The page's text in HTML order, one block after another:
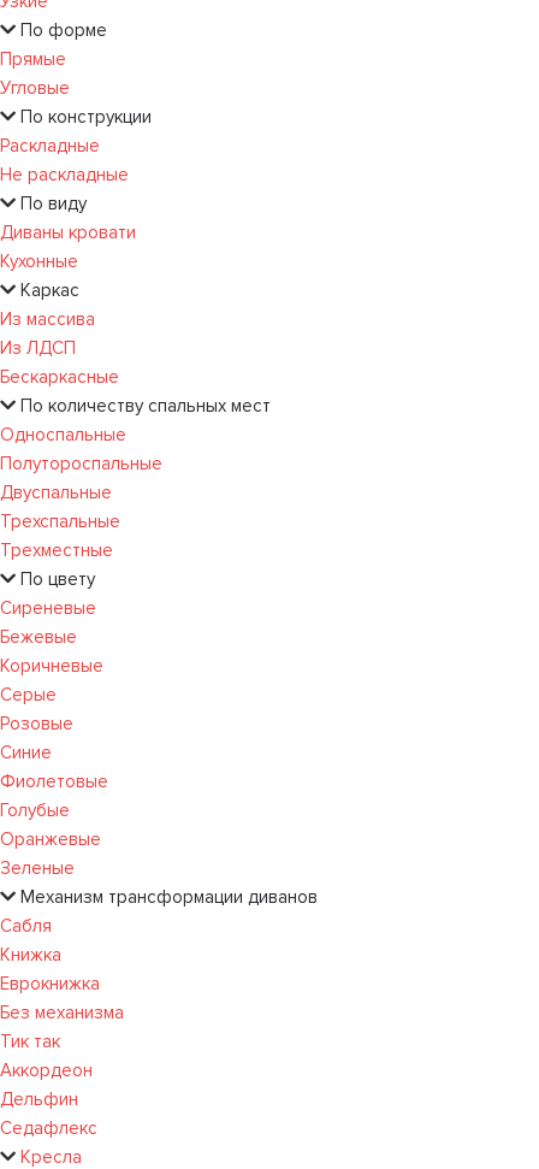
По форме
Прямые
Угловые
По конструкции
Раскладные
Не раскладные
По виду
Диваны кровати
Кухонные
Каркас
Из массива
Из ЛДСП
Бескаркасные
По количеству спальных мест
Односпальные
Полутороспальные
Двуспальные
Трехспальные
Трехместные
По цвету
Сиреневые
Бежевые
Коричневые
Серые
Розовые
Синие
Фиолетовые
Голубые
Оранжевые
Зеленые
Механизм трансформации диванов
Сабля
Книжка
Еврокнижка
Без механизма
Тик так
Аккордеон
Дельфин
Седафлекс
Кресла